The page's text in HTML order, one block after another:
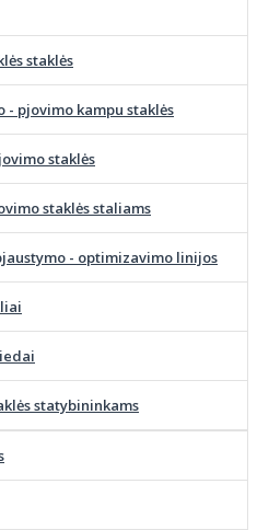
staklės
- pjovimo kampu staklės
staklės
staklės staliams
- optimizavimo linijos
statybininkams